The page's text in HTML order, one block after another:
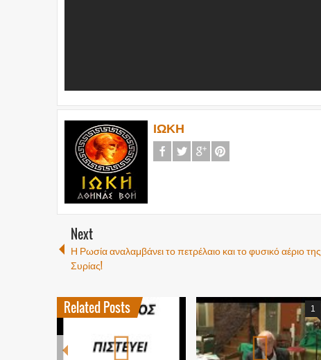
ΙΩΚΗ
Next
Η Ρωσία αναλαμβάνει το πετρέλαιο και το φυσικό αέριο της
Συρίας!
Related Posts 1